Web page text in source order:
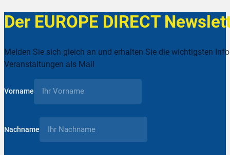
Der EUROPE DIRECT
Melden Sie sich gleich an und erhalten Sie die wichtigsten
Veranstaltungen als Mail
Vorname
Nachname